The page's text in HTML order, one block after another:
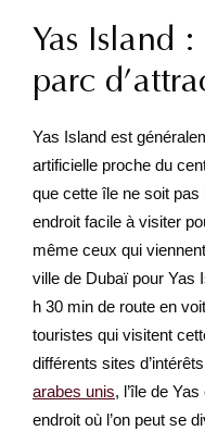
Yas Island
parc
Yas Island est
artificielle proche du
que cette île ne soit pas
endroit facile à visiter
même ceux qui
ville de Dubaï pour Yas
h 30 min de route en
touristes qui visitent
différents sites
arabes unis, l’île de
endroit où l’on peut se